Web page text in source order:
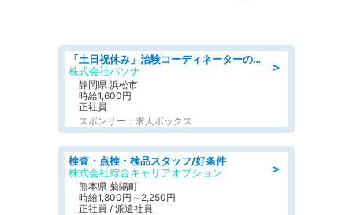
＞
「土日祝休み」治験コーディネーターのお仕事/未経験OK
株式会社パソナ
静岡県 浜松市
時給1,600円
正社員
スポンサー：求人ボックス
＞
検査・点検・検品スタッフ/好条件
株式会社綜合キャリアオプション
熊本県 菊陽町
時給1,800円～2,250円
正社員 / 派遣社員